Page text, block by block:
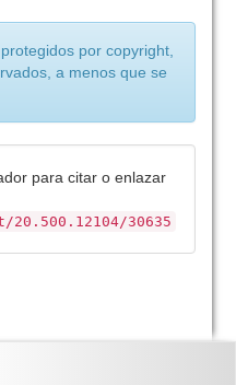
por copyright,
a menos que se
para citar o enlazar
30635